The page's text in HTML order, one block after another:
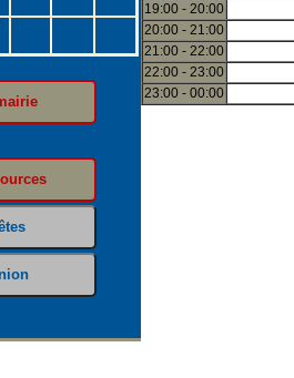
19:00 - 20:00
20:00 - 21:00
21:00 - 22:00
22:00 - 23:00
23:00 - 00:00